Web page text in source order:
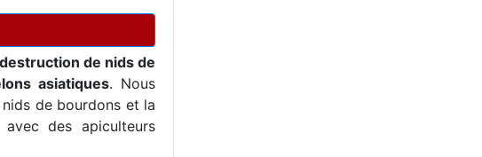
destruction de nids de
asiatiques. Nous
de bourdons et la
des apiculteurs